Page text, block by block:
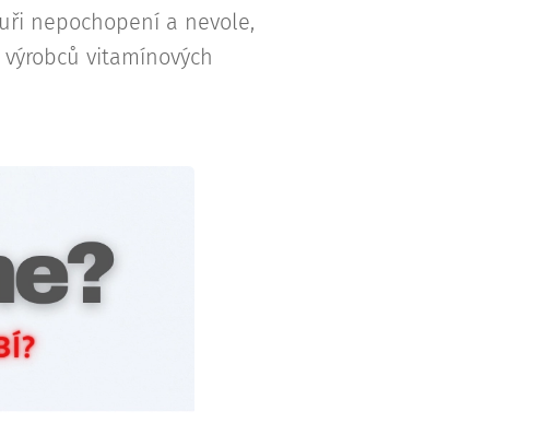
nepochopení a nevole,
vitamínových